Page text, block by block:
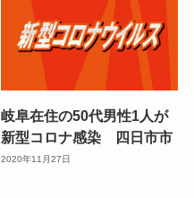
岐阜在住の50代男性1人が
新型コロナ感染 四日市市
2020年11月27日